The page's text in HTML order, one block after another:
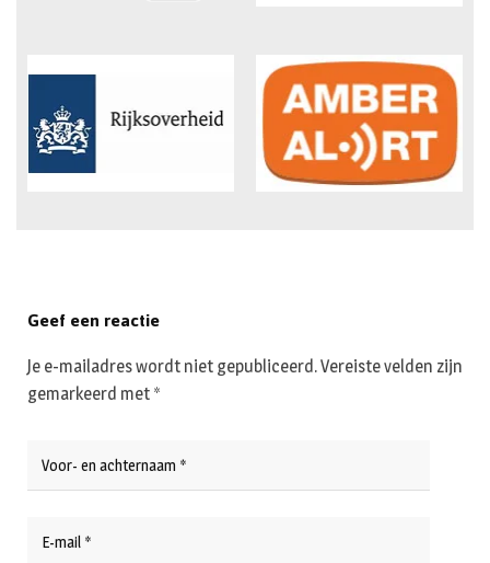
Geef een reactie
Je e-mailadres wordt niet gepubliceerd.Vereiste velden zijn
gemarkeerd met *